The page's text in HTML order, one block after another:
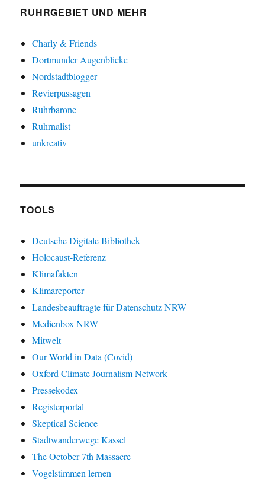
RUHRGEBIET UND MEHR
Charly & Friends
Dortmunder Augenblicke
Nordstadtblogger
Revierpassagen
Ruhrbarone
Ruhrnalist
unkreativ
TOOLS
Deutsche Digitale Bibliothek
Holocaust-Referenz
Klimafakten
Klimareporter
Landesbeauftragte für Datenschutz NRW
Medienbox NRW
Mitwelt
Our World in Data (Covid)
Oxford Climate Journalism Network
Pressekodex
Registerportal
Skeptical Science
Stadtwanderwege Kassel
The October 7th Massacre
Vogelstimmen lernen